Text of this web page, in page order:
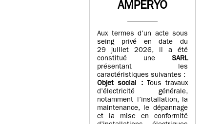
AMPERYO
Aux termes d’un acte sous
seing privé en date du
29 juillet 2026, il a été
constitué une SARL
présentant les
caractéristiques suivantes :
Objet social :
Tous travaux
d’électricité générale,
notamment l’installation, la
maintenance, le dépannage
et la mise en conformité